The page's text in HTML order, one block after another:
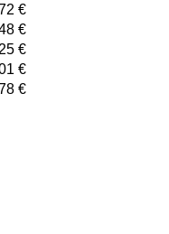
€
€
€
€
€